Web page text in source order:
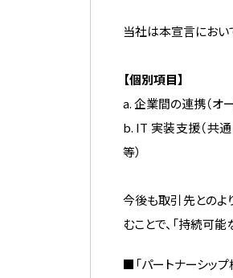
当社は本宣言におい
【個別項目】
a. 企業間の連携（オ
b. IT 実装支援（共
等）
今後も取引先とのよ
むことで、「持続可
■「パートナーシッ